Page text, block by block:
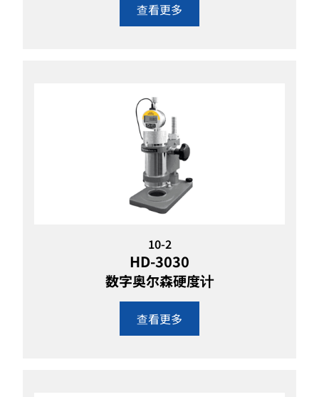
查看更多
10-2
HD-3030
数字奥尔森硬度计
查看更多